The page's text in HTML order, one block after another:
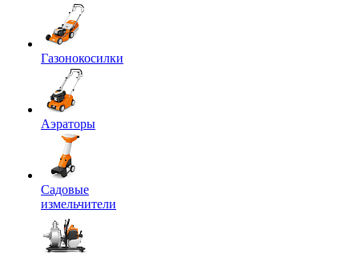
Газонокосилки
Аэраторы
Садовые
измельчители